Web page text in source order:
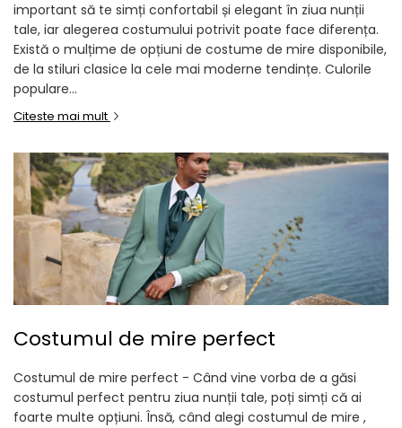
important să te simți confortabil și elegant în ziua nunții
tale, iar alegerea costumului potrivit poate face diferența.
Există o mulțime de opțiuni de costume de mire disponibile,
de la stiluri clasice la cele mai moderne tendințe. Culorile
populare...
Citeste mai mult
Costumul de mire perfect
Costumul de mire perfect - Când vine vorba de a găsi
costumul perfect pentru ziua nunții tale, poți simți că ai
foarte multe opțiuni. Însă, când alegi costumul de mire ,